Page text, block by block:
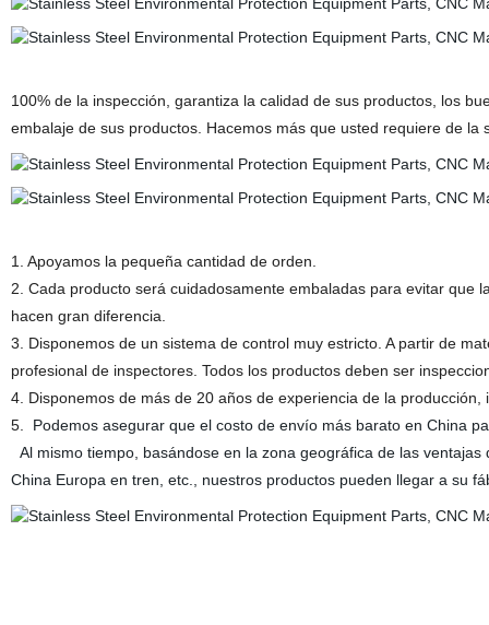
100% de la inspección, garantiza la calidad de sus productos, los
embalaje de sus productos. Hacemos más que usted requiere de la
1. Apoyamos la pequeña cantidad de orden.
2. Cada producto será cuidadosamente embaladas para evitar que
hacen gran diferencia.
3. Disponemos de un sistema de control muy estricto. A partir de
profesional de inspectores. Todos los productos deben ser
4. Disponemos de más de 20 años de experiencia de la
5. Podemos asegurar que el costo de envío más barato en China
Al mismo tiempo, basándose en la zona geográfica de las
China Europa en tren, etc., nuestros productos pueden llegar a su